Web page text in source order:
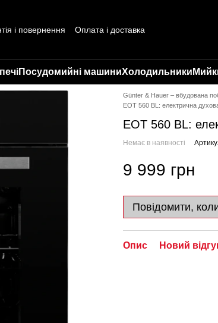
і повернення
Оплата і доставка
Посудомийні машиниХолодильники
Günter & Hauer – вбудована
EOT 560 BL: електрична
EOT 560 BL:
Немає в наявності
9 999 грн
Повідомити,
Опис Новий